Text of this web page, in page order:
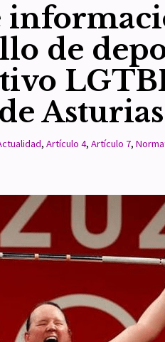
de
Asturias
, Artículo 4, Artículo 7,